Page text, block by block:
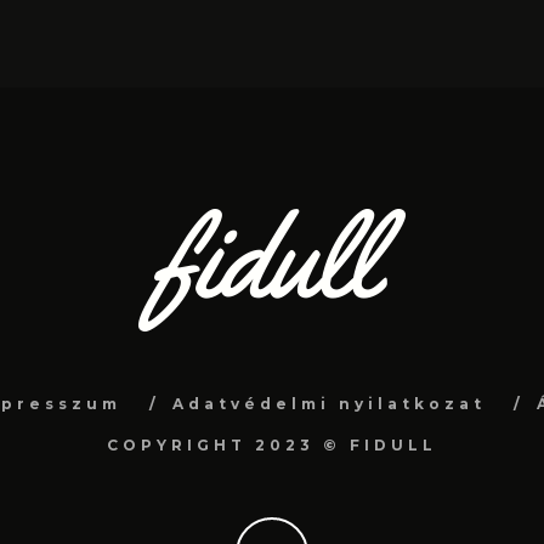
Adatvédelmi nyilatkozat
COPYRIGHT 2023 © FIDULL